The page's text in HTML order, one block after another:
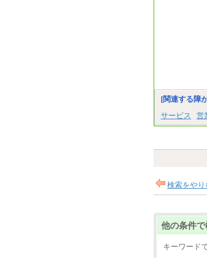
[関連する障
サービス
営
検索をやり
他の条件
キーワード